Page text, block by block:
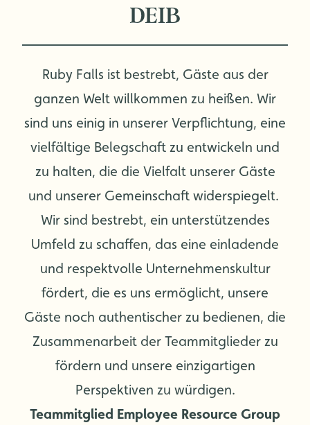
DEIB
Ruby Falls ist bestrebt, Gäste aus der
ganzen Welt willkommen zu heißen. Wir
sind uns einig in unserer Verpflichtung, eine
vielfältige Belegschaft zu entwickeln und
zu halten, die die Vielfalt unserer Gäste
und unserer Gemeinschaft widerspiegelt.
Wir sind bestrebt, ein unterstützendes
Umfeld zu schaffen, das eine einladende
und respektvolle Unternehmenskultur
fördert, die es uns ermöglicht, unsere
Gäste noch authentischer zu bedienen, die
Zusammenarbeit der Teammitglieder zu
fördern und unsere einzigartigen
Perspektiven zu würdigen.
Teammitglied Employee Resource Group